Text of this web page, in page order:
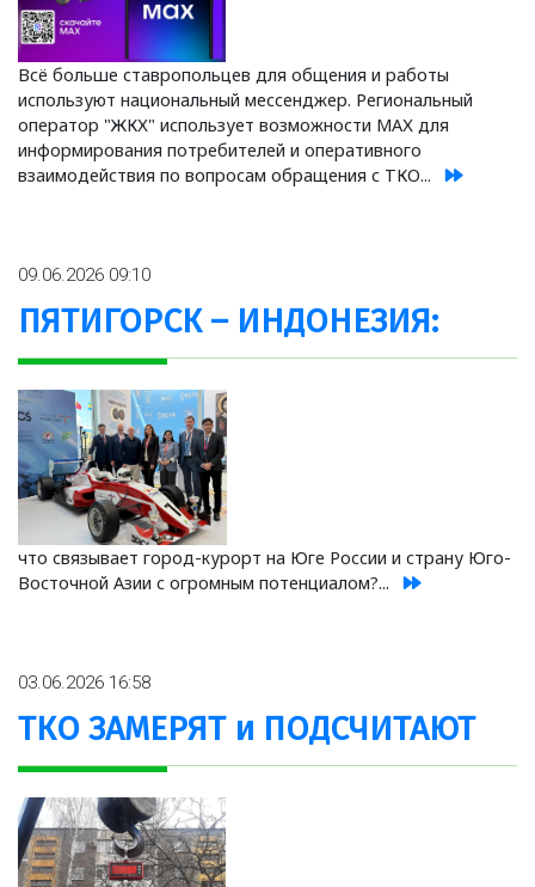
Всё больше ставропольцев для общения и работы
используют национальный мессенджер. Региональный
оператор "ЖКХ" использует возможности МАХ для
информирования потребителей и оперативного
взаимодействия по вопросам обращения с ТКО...
09.06.2026 09:10
ПЯТИГОРСК – ИНДОНЕЗИЯ:
что связывает город-курорт на Юге России и страну Юго-
Восточной Азии с огромным потенциалом?...
03.06.2026 16:58
ТКО ЗАМЕРЯТ и ПОДСЧИТАЮТ